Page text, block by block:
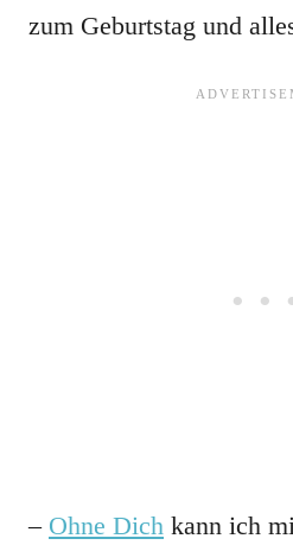
zum Geburtstag und
– Ohne Dich kann ich